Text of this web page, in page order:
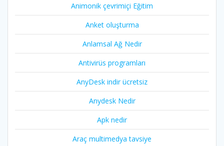
Animonik çevrimiçi Eğitim
Anket oluşturma
Anlamsal Ağ Nedir
Antivirüs programları
AnyDesk indir ücretsiz
Anydesk Nedir
Apk nedir
Araç multimedya tavsiye